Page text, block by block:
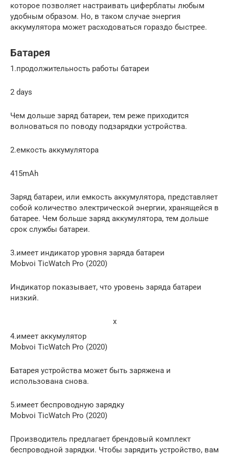
которое позволяет настраивать циферблаты любым
удобным образом. Но, в таком случае энергия
аккумулятора может расходоваться гораздо быстрее.
Батарея
1.продолжительность работы батареи
2 days
Чем дольше заряд батареи, тем реже приходится
волноваться по поводу подзарядки устройства.
2.емкость аккумулятора
415mAh
Заряд батареи, или емкость аккумулятора, представляет
собой количество электрической энергии, хранящейся в
батарее. Чем больше заряд аккумулятора, тем дольше
срок службы батареи.
3.имеет индикатор уровня заряда батареи
Mobvoi TicWatch Pro (2020)
Индикатор показывает, что уровень заряда батареи
низкий.
x
4.имеет аккумулятор
Mobvoi TicWatch Pro (2020)
Батарея устройства может быть заряжена и
использована снова.
5.имеет беспроводную зарядку
Mobvoi TicWatch Pro (2020)
Производитель предлагает брендовый комплект
беспроводной зарядки. Чтобы зарядить устройство, вам